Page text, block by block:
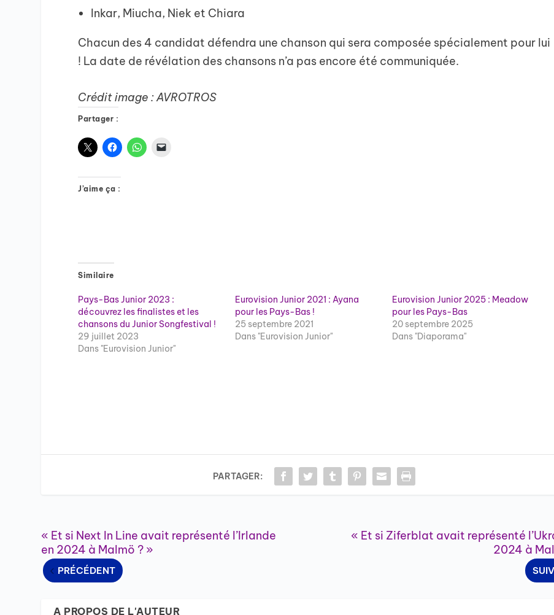
Inkar, Miucha, Niek et Chiara
Chacun des 4 candidat défendra une chanson qui sera composée spécialement pour lui
! La date de révélation des chansons n’a pas encore été communiquée.
Crédit image : AVROTROS
Partager :
J’aime ça :
Similaire
Pays-Bas Junior 2023 :
découvrez les finalistes et les
chansons du Junior Songfestival !
29 juillet 2023
Dans "Eurovision Junior"
Eurovision Junior 2021 : Ayana
pour les Pays-Bas !
25 septembre 2021
Dans "Eurovision Junior"
Eurovision Junior 2025 : Meadow
pour les Pays-Bas
20 septembre 2025
Dans "Diaporama"
PARTAGER:
« Et si Next In Line avait représenté l’Irlande
en 2024 à Malmö ? »
PRÉCÉDENT
« Et si Ziferblat avait représenté
2024 à
A PROPOS DE L'AUTEUR